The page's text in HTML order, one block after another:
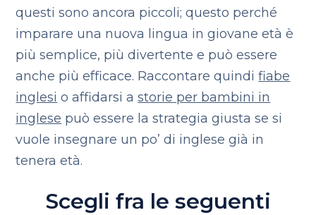
questi sono ancora piccoli; questo perché
imparare una nuova lingua in giovane età è
più semplice, più divertente e può essere
anche più efficace. Raccontare quindifiabe
inglesi o affidarsi astorie per bambini in
inglese può essere la strategia giusta se si
vuole insegnare un po’ di inglese già in
tenera età.
Scegli fra le seguenti